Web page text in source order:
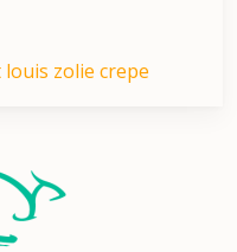
louis zolie crepe